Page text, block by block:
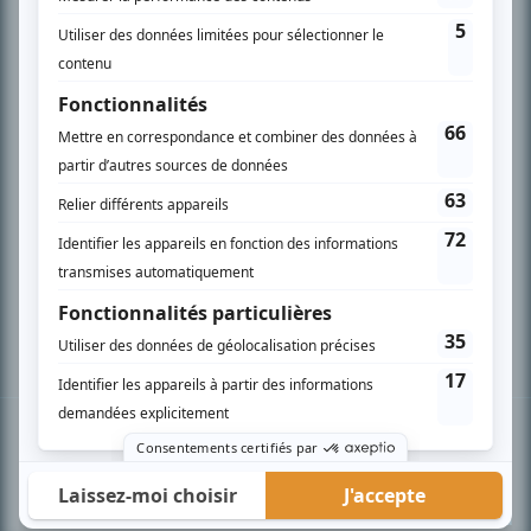
PLAN DU SITE
Accueil
Liste des oeuvres
Liste des comédiens
Recherche avancée
À propos
Nous contacter
Termes et conditions
Politique de confidentialité
Gestion du consentement
© BIZZ Média